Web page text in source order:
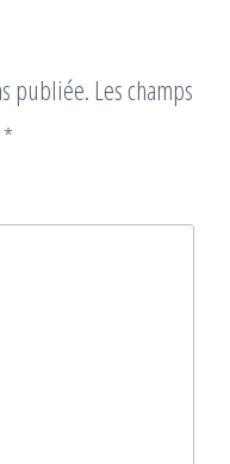
publiée. Les champs
*